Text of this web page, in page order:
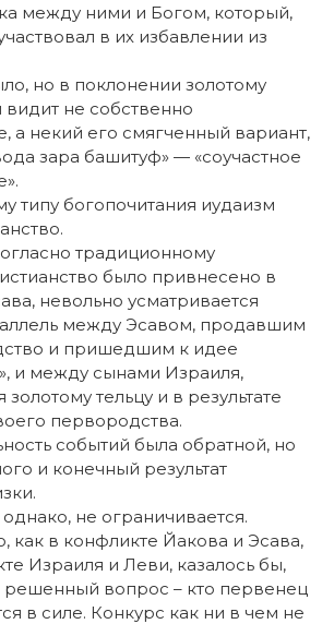
между ними и Богом, который,
в их избавлении из
но в поклонении золотому
видит не собственно
а некий его смягченный вариант,
зара башитуф» — «соучастное
типу богопочитания иудаизм
традиционному
было привнесено в
невольно усматривается
между Эсавом, продавшим
и пришедшим к идее
и между сынами Израиля,
тельцу и в результате
первородства.
событий была обратной, но
и конечный результат
не ограничивается.
как в конфликте Йакова и Эсава,
Израиля и Леви, казалось бы,
решенный вопрос – кто первенец
в силе. Конкурс как ни в чем не